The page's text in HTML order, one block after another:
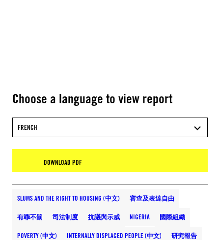
Choose a language to view report
FRENCH
DOWNLOAD PDF
SLUMS AND THE RIGHT TO HOUSING (中文) 審查及表達自由
有罪不罰 司法制度 抗議與示威 NIGERIA 國際組織
POVERTY (中文) INTERNALLY DISPLACED PEOPLE (中文) 研究報告